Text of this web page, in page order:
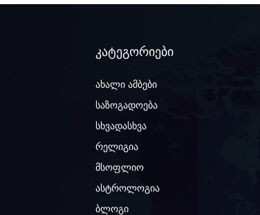
კატეგორიები
ახალი ამბები
საზოგადოება
სხვადასხვა
რელიგია
მსოფლიო
ასტროლოგია
ბლოგი